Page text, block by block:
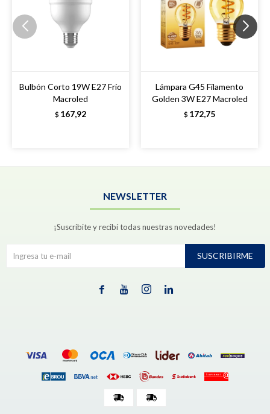
Bulbón Corto 19W E27 Frío
Macroled
$ 167,92
Lámpara G45 Filamento
Golden 3W E27 Macroled
$ 172,75
NEWSLETTER
¡Suscribite y recibí todas nuestras novedades!
SUSCRIBIRME
   